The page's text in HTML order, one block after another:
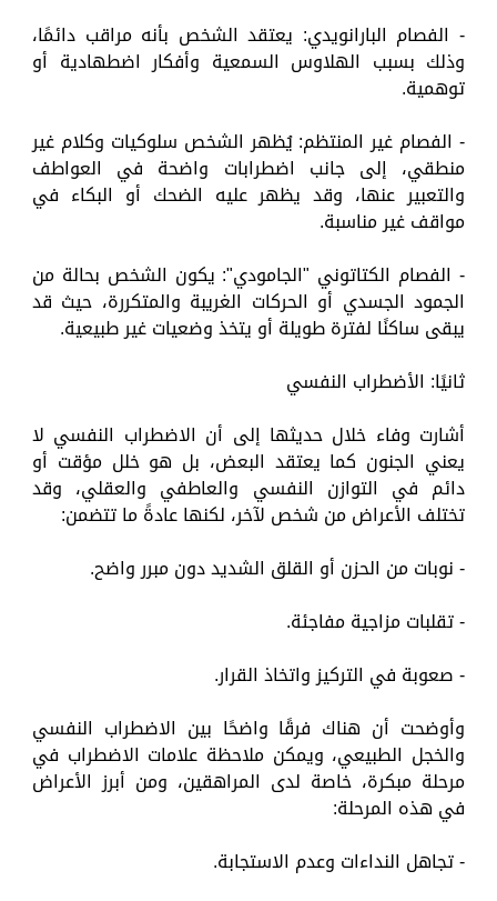
- الفصام البارانويدي: يعتقد الشخص بأنه مراقب دائمًا،
وذلك بسبب الهلاوس السمعية وأفكار اضطهادية أو
توهمية.
- الفصام غير المنتظم: يُظهر الشخص سلوكيات وكلام غير
منطقي، إلى جانب اضطرابات واضحة في العواطف
والتعبير عنها، وقد يظهر عليه الضحك أو البكاء في
مواقف غير مناسبة.
- الفصام الكتاتوني "الجامودي": يكون الشخص بحالة من
الجمود الجسدي أو الحركات الغريبة والمتكررة، حيث قد
يبقى ساكنًا لفترة طويلة أو يتخذ وضعيات غير طبيعية.
ثانيًا: الأضطراب النفسي
أشارت وفاء خلال حديثها إلى أن الاضطراب النفسي لا
يعني الجنون كما يعتقد البعض، بل هو خلل مؤقت أو
دائم في التوازن النفسي والعاطفي والعقلي، وقد
تختلف الأعراض من شخص لآخر، لكنها عادةً ما تتضمن:
- نوبات من الحزن أو القلق الشديد دون مبرر واضح.
- تقلبات مزاجية مفاجئة.
- صعوبة في التركيز واتخاذ القرار.
وأوضحت أن هناك فرقًا واضحًا بين الاضطراب النفسي
والخجل الطبيعي، ويمكن ملاحظة علامات الاضطراب في
مرحلة مبكرة، خاصة لدى المراهقين، ومن أبرز الأعراض
في هذه المرحلة:
- تجاهل النداءات وعدم الاستجابة.